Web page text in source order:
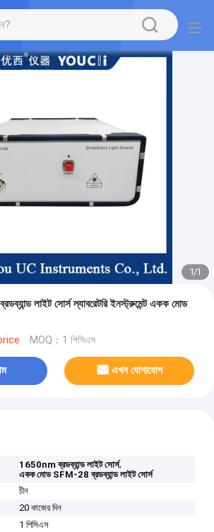
1/1
লাইট সোর্স ল্যাবরেটরি ইনস্ট্রুমেন্ট একক মোড
MOQ：1 পিসিএস
এখন যোগাযোগ
1650nm ব্রডব্যান্ড লাইট সোর্স,
একক মোড SFM-28 ব্রডব্যান্ড লাইট সোর্স
চীন
20 কাজের দিন
1 পিসিএস